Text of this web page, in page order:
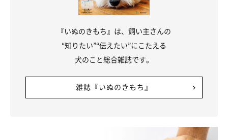
関連記事:
夫と妻で「お見送りの態度」に差が出すぎるハ
スキー兄弟→1年後のさらなる変化にクスッとす
紹介するのは、Twitterユーザー@RenaSyunさんのエピソード。2頭
見送るときの2頭は、窓際で背筋をピシッと伸ばして見送っていま
すが、飼い主さんが出かけるときの2頭は……。飼い主さんにお話
写真提供・取材協力／@RenaSyun さん／X（旧Twitter）
2025年4月時点の情報であり、現在と異なる場合があります。
『いぬのきもち』は、飼い主さんの
“知りたい”“伝えたい”にこたえる
犬のこと総合雑誌です。
雑誌『いぬのきもち』